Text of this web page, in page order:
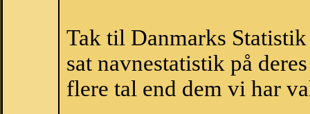
Tak til Danmarks
sat navnestatistik på
flere tal end dem vi har